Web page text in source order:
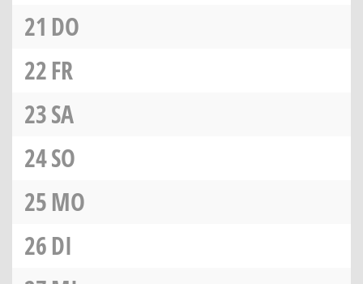
21 DO
22FR
23SA
24SO
25MO
26DI